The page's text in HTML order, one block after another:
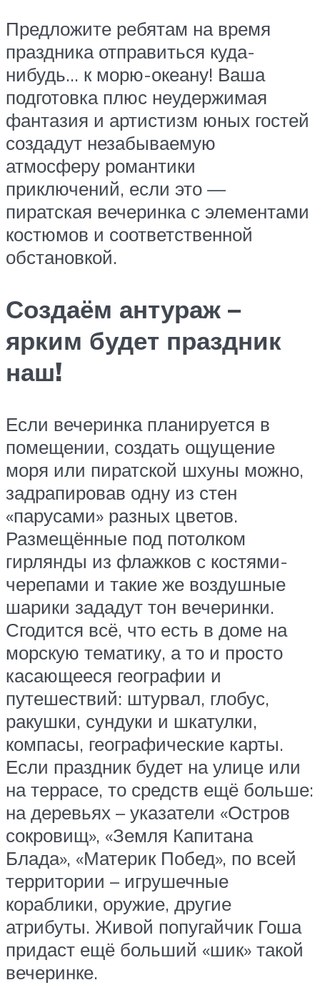
Предложите ребятам на время
праздника отправиться куда-
нибудь… к морю-океану! Ваша
подготовка плюс неудержимая
фантазия и артистизм юных гостей
создадут незабываемую
атмосферу романтики
приключений, если это —
пиратская вечеринка с элементами
костюмов и соответственной
обстановкой.
Создаём антураж –
ярким будет праздник
наш!
Если вечеринка планируется в
помещении, создать ощущение
моря или пиратской шхуны можно,
задрапировав одну из стен
«парусами» разных цветов.
Размещённые под потолком
гирлянды из флажков с костями-
черепами и такие же воздушные
шарики зададут тон вечеринки.
Сгодится всё, что есть в доме на
морскую тематику, а то и просто
касающееся географии и
путешествий: штурвал, глобус,
ракушки, сундуки и шкатулки,
компасы, географические карты.
Если праздник будет на улице или
на террасе, то средств ещё больше:
на деревьях – указатели «Остров
сокровищ», «Земля Капитана
Блада», «Материк Побед», по всей
территории – игрушечные
кораблики, оружие, другие
атрибуты. Живой попугайчик Гоша
придаст ещё больший «шик» такой
вечеринке.